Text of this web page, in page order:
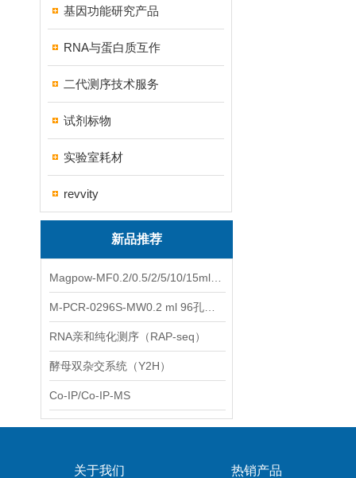
基因功能研究产品
RNA与蛋白质互作
二代测序技术服务
试剂标物
实验室耗材
revvity
新品推荐
RNA亲和纯化测序（RAP-seq）
酵母双杂交系统（Y2H）
Co-IP/Co-IP-MS
关于我们 热销产品